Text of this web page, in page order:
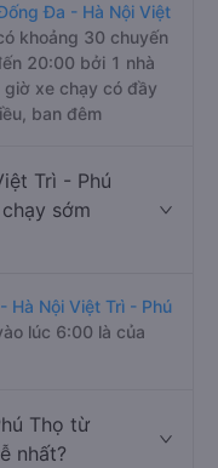
Đa - Hà Nội Việt
khoảng 30 chuyến
20:00 bởi 1 nhà
giờ xe chạy có đầy
ban đêm
Trì - Phú
sớm
Hà Nội Việt Trì - Phú
lúc 6:00 là của
Thọ từ
nhất?